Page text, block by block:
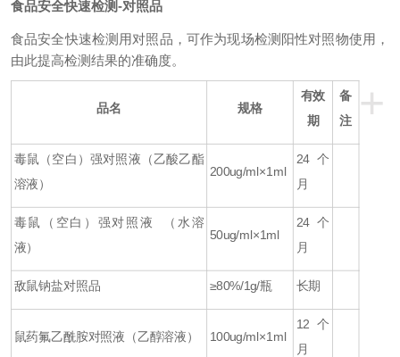
食品安全快速检测-对照品
食品安全快速检测用对照品，可作为现场检测阳性对照物使用，
由此提高检测结果的准确度。
+
品名 规格
有效
期
备
注
毒鼠（空白） 强对照液（乙酸乙酯
溶液）
200ug/ml×1ml
24个
月
毒鼠（空白）强对照液 （水溶
液）
50ug/ml×1ml
24个
月
敌鼠钠盐对照品 ≥80%/1g/瓶 长期
鼠药氟乙酰胺对照液（乙醇溶液） 100ug/ml×1ml
12个
月